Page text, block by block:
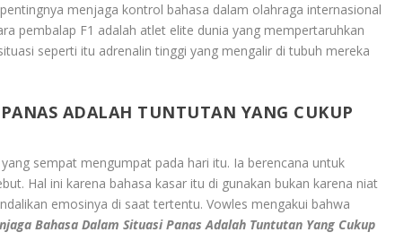
menjaga kontrol bahasa dalam olahraga internasional
pembalap F1 adalah atlet elite dunia yang mempertaruhkan
seperti itu adrenalin tinggi yang mengalir di tubuh mereka
ADALAH TUNTUTAN YANG CUKUP
sempat mengumpat pada hari itu. Ia berencana untuk
Hal ini karena bahasa kasar itu di gunakan bukan karena niat
emosinya di saat tertentu. Vowles mengakui bahwa
Bahasa Dalam Situasi Panas Adalah Tuntutan Yang Cukup